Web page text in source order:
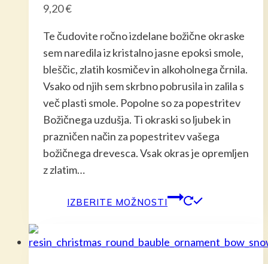
izdelka
9,20€
Te čudovite ročno izdelane božične okraske
sem naredila iz kristalno jasne epoksi smole,
bleščic, zlatih kosmičev in alkoholnega črnila.
Vsako od njih sem skrbno pobrusila in zalila s
več plasti smole. Popolne so za popestritev
Božičnega uzdušja. Ti okraski so ljubek in
prazničen način za popestritev vašega
božičnega drevesca. Vsak okras je opremljen
z zlatim…
IZBERITE MOŽNOSTI
več